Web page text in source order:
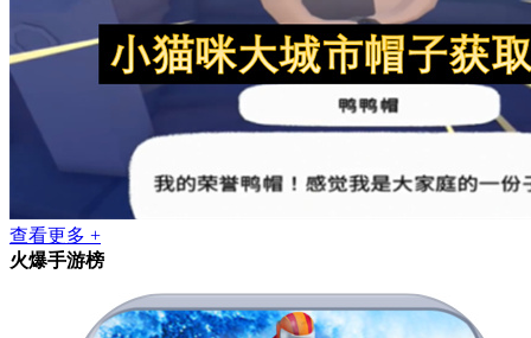
查看更多 +
火爆手游榜